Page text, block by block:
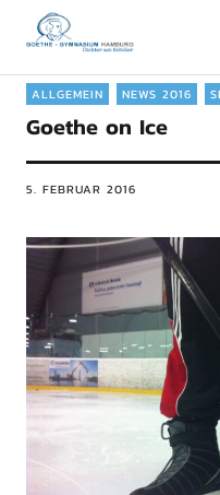
Goethe-
ALLGEMEIN NEWS 2016
Goethe on Ice
5. FEBRUAR 2016